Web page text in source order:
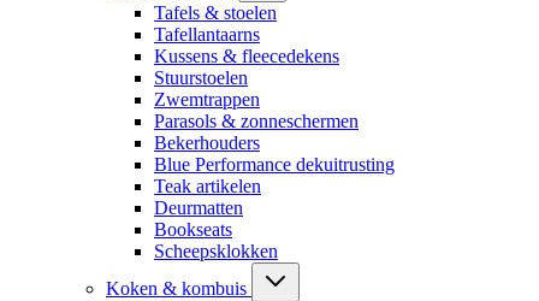
Tafels & stoelen
Tafellantaarns
Kussens & fleecedekens
Stuurstoelen
Zwemtrappen
Parasols & zonneschermen
Bekerhouders
Blue Performance dekuitrusting
Teak artikelen
Deurmatten
Bookseats
Scheepsklokken
Koken & kombuis